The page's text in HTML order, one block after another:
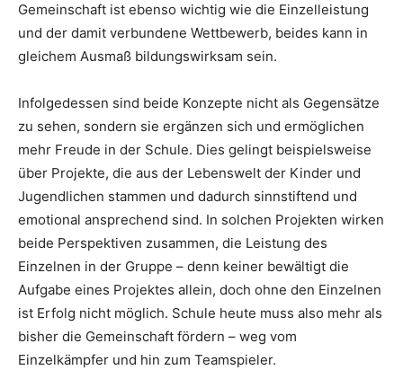
Gemeinschaft ist ebenso wichtig wie die Einzelleistung
und der damit verbundene Wettbewerb, beides kann in
gleichem Ausmaß bildungswirksam sein.
Infolgedessen sind beide Konzepte nicht als Gegensätze
zu sehen, sondern sie ergänzen sich und ermöglichen
mehr Freude in der Schule. Dies gelingt beispielsweise
über Projekte, die aus der Lebenswelt der Kinder und
Jugendlichen stammen und dadurch sinnstiftend und
emotional ansprechend sind. In solchen Projekten wirken
beide Perspektiven zusammen, die Leistung des
Einzelnen in der Gruppe – denn keiner bewältigt die
Aufgabe eines Projektes allein, doch ohne den Einzelnen
ist Erfolg nicht möglich. Schule heute muss also mehr als
bisher die Gemeinschaft fördern – weg vom
Einzelkämpfer und hin zum Teamspieler.